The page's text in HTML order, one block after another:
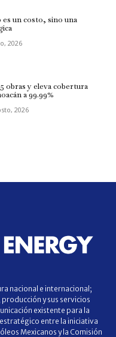
es un costo, sino una
2026
obras y eleva cobertura
a 99.99%
2026
nacional e internacional;
y sus servicios
existente para la
entre la iniciativa
Mexicanos y la Comisión